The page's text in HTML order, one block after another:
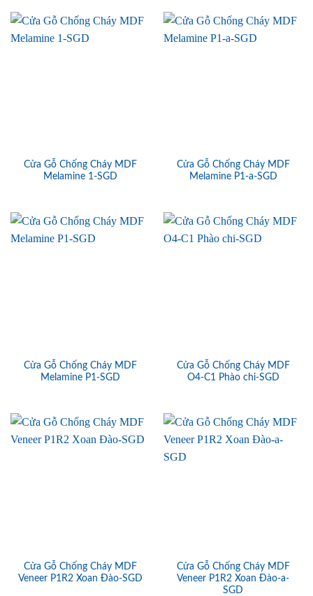
Cửa Gỗ Chống Cháy MDF
Melamine 1-SGD
Cửa Gỗ Chống Cháy MDF
Melamine P1-a-SGD
Cửa Gỗ Chống Cháy MDF
Melamine P1-SGD
Cửa Gỗ Chống Cháy MDF
O4-C1 Phào chi-SGD
Cửa Gỗ Chống Cháy MDF
Veneer P1R2 Xoan Đào-SGD
Cửa Gỗ Chống Cháy MDF
Veneer P1R2 Xoan Đào-a-
SGD